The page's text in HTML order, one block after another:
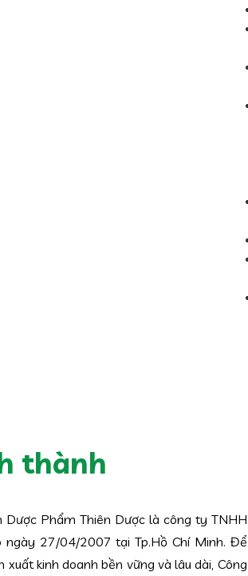
thành
Phẩm Thiên Dược là công ty TNHH
ngày 27/04/2007 tại Tp.Hồ Chí Minh. Để
kinh doanh bền vững và lâu dài, Công